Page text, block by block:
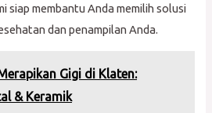
siap membantu Anda memilih solusi
dan penampilan Anda.
Gigi di Klaten:
& Keramik